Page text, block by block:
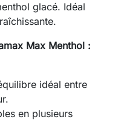
glacé. Idéal
Max Menthol :
idéal entre
en plusieurs